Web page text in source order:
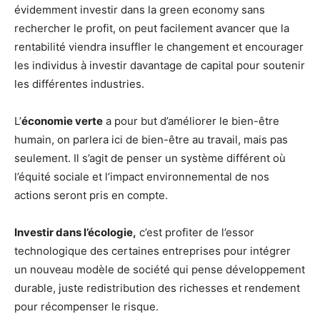
évidemment investir dans la green economy sans
rechercher le profit, on peut facilement avancer que la
rentabilité viendra insuffler le changement et encourager
les individus à investir davantage de capital pour soutenir
les différentes industries.
L’économie verte a pour but d’améliorer le bien-être
humain, on parlera ici de bien-être au travail, mais pas
seulement. Il s’agit de penser un système différent où
l’équité sociale et l’impact environnemental de nos
actions seront pris en compte.
Investir dans l’écologie, c’est profiter de l’essor
technologique des certaines entreprises pour intégrer
un nouveau modèle de société qui pense développement
durable, juste redistribution des richesses et rendement
pour récompenser le risque.